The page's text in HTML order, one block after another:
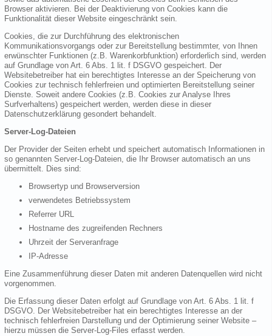
Browser aktivieren. Bei der Deaktivierung von Cookies kann die
Funktionalität dieser Website eingeschränkt sein.
Cookies, die zur Durchführung des elektronischen
Kommunikationsvorgangs oder zur Bereitstellung bestimmter, von Ihnen
erwünschter Funktionen (z.B. Warenkorbfunktion) erforderlich sind, werden
auf Grundlage von Art. 6 Abs. 1 lit. f DSGVO gespeichert. Der
Websitebetreiber hat ein berechtigtes Interesse an der Speicherung von
Cookies zur technisch fehlerfreien und optimierten Bereitstellung seiner
Dienste. Soweit andere Cookies (z.B. Cookies zur Analyse Ihres
Surfverhaltens) gespeichert werden, werden diese in dieser
Datenschutzerklärung gesondert behandelt.
Server-Log-Dateien
Der Provider der Seiten erhebt und speichert automatisch Informationen in
so genannten Server-Log-Dateien, die Ihr Browser automatisch an uns
übermittelt. Dies sind:
Browsertyp und Browserversion
verwendetes Betriebssystem
Referrer URL
Hostname des zugreifenden Rechners
Uhrzeit der Serveranfrage
IP-Adresse
Eine Zusammenführung dieser Daten mit anderen Datenquellen wird nicht
vorgenommen.
Die Erfassung dieser Daten erfolgt auf Grundlage von Art. 6 Abs. 1 lit. f
DSGVO. Der Websitebetreiber hat ein berechtigtes Interesse an der
technisch fehlerfreien Darstellung und der Optimierung seiner Website –
hierzu müssen die Server-Log-Files erfasst werden.